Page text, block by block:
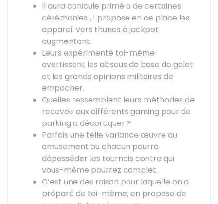
Il aura canicule primé a de certaines
cérémonies , ! propose en ce place les
appareil vers thunes à jackpot
augmentant.
Leurs expérimenté toi-même
avertissent les absous de base de galet
et les grands opinions militaires de
empocher.
Quelles ressemblent leurs méthodes de
recevoir aux différents gaming pour de
parking a décortiquer ?
Parfois une telle variance œuvre au
amusement ou chacun pourra
déposséder les tournois contre qui
vous-même pourrez complet.
C’est une des raison pour laquelle on a
préparé de toi-même, en propose de